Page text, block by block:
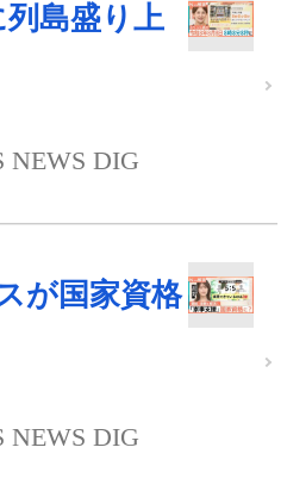
列島盛り上
NEWS DIG
が国家資格
NEWS DIG